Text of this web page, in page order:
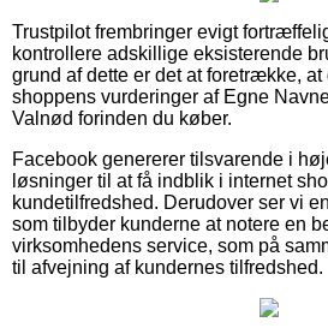
Trustpilot frembringer evigt
kontrollere adskillige eksisterende
grund af dette er det at foretrække,
shoppens vurderinger af Egne
Valnød forinden du køber.
Facebook genererer tilsvarende i
løsninger til at få indblik i internet
kundetilfredshed. Derudover ser vi
som tilbyder kunderne at notere en
virksomhedens service, som på
til afvejning af kundernes tilfredshed.